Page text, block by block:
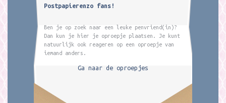
Postpapierenzo fans!
Ben je op zoek naar een leuke penvriend(in)?
Dan kun je hier je oproepje plaatsen. Je kunt
natuurlijk ook reageren op een oproepje van
iemand anders.
Ga naar de oproepjes